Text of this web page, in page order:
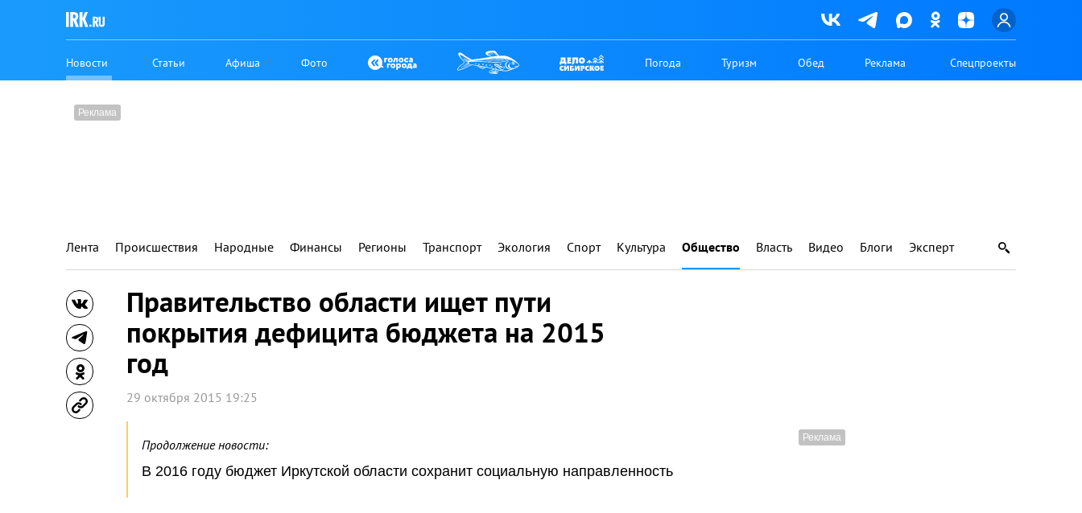
Новости Статьи Афиша Фото Погода Туризм Обед Реклама Спецпроекты
Лента Происшествия Народные Финансы Регионы Транспорт Экология Спорт Культура Общество Власть Видео Блоги Эксперт
Правительство области ищет пути
покрытия дефицита бюджета на 2015
год
29 октября 2015 19:25
Продолжение новости:
В 2016 году бюджет Иркутской области сохранит социальную направленность